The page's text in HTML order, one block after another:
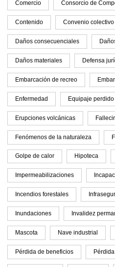
Comercio Consorcio de
Contenido Convenio colectivo
Daños consecuenciales
Daños materiales Defensa
Embarcación de recreo
Enfermedad Equipaje perdido
Erupciones volcánicas
Fenómenos de la naturaleza
Golpe de calor Hipoteca
Impermeabilizaciones
Incendios forestales
Inundaciones Invalidez
Mascota Nave industrial
Pérdida de beneficios